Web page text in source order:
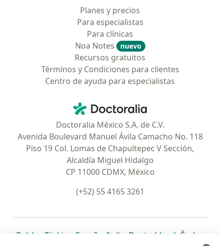
Planes y precios
Para especialistas
Para clínicas
Noa Notes
nuevo
Recursos gratuitos
Términos y Condiciones para clientes
Centro de ayuda para especialistas
Doctoralia - Página de inicio
Doctoralia México S.A. de C.V.
Avenida Boulevard Manuel Ávila Camacho No. 118
Piso 19 Col. Lomas de Chapultepec V Sección,
Alcaldía Miguel Hidalgo
CP 11000 CDMX, México
(+52) 55 4165 3261
Polska se abre en una nueva pestaña
Türkiye se abre en una nueva pestaña
España se abre en una nueva pestaña
Italia se abre en una nueva
Deutschlandse abre en
Česko